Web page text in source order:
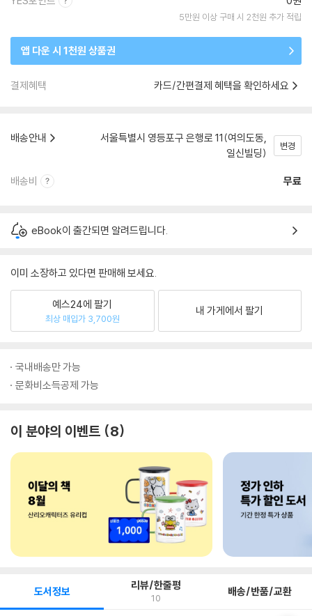
5만원 이상 구매 시 2천원 추가 적립
앱 다운 시 1천원 상품권
결제혜택 카드/간편결제 혜택을 확인하세요
배송안내
서울특별시 영등포구 은행로 11(여의도동,
일신빌딩)
변경
배송비 무료
eBook이 출간되면 알려드립니다.
이미 소장하고 있다면 판매해 보세요.
예스24에 팔기
최상 매입가 3,700원
내 가게에서 팔기
국내배송만 가능
문화비소득공제 가능
이 분야의 이벤트 8
도서정보 리뷰/한줄평
10 배송/반품/교환